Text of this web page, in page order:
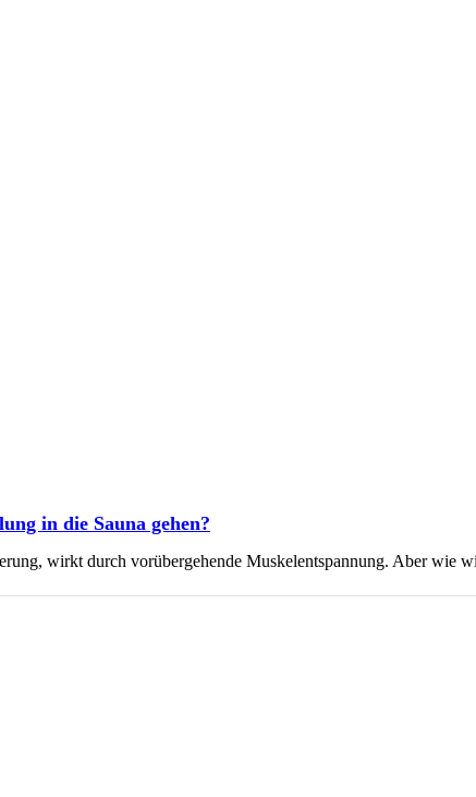
in die Sauna gehen?
wirkt durch vorübergehende Muskelentspannung. Aber wie